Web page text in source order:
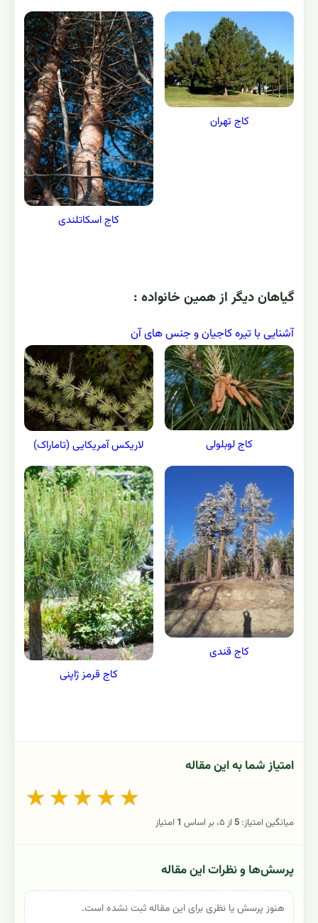
کاج تهران
کاج اسکاتلندی
گياهان ديگر از همين خانواده :
آشنایی با تیره کاجیان و جنس های آن
کاج لوبلولی لاریکس آمریکایی (تاماراک)
کاج قندی
کاج قرمز ژاپنی
امتیاز شما به این مقاله
★ ★ ★ ★ ★
میانگین امتیاز: 5از ۵، بر اساس 1 امتیاز
پرسش‌ها و نظرات این مقاله
هنوز پرسش یا نظری برای این مقاله ثبت نشده است.